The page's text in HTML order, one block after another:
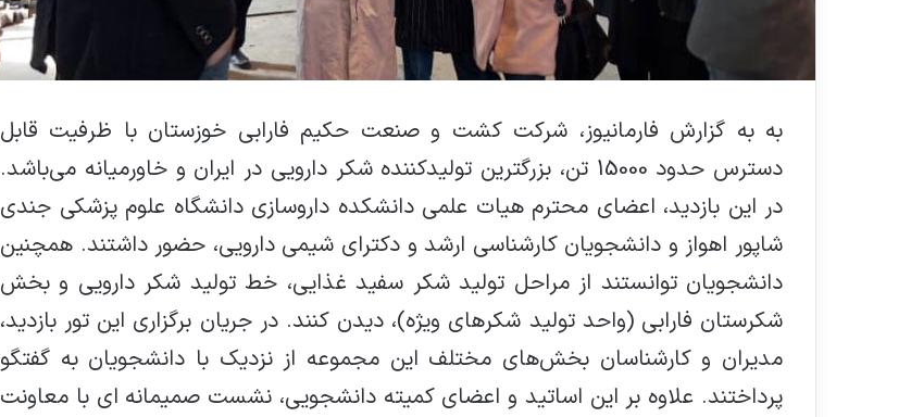
به به گزارش فارمانیوز، شرکت کشت و صنعت حکیم فارابی خوزستان با ظرفیت قابل
دسترس حدود 15000 تن، بزرگترین تولیدکننده شکر دارویی در ایران و خاورمیانه می‌باشد.
در این بازدید، اعضای محترم هیات علمی دانشکده داروسازی دانشگاه علوم پزشکی جندی
شاپور اهواز و دانشجویان کارشناسی ارشد و دکترای شیمی دارویی، حضور داشتند. همچنین
دانشجویان توانستند از مراحل تولید شکر سفید غذایی، خط تولید شکر دارویی و بخش
شکرستان فارابی (واحد تولید شکرهای ویژه)، دیدن کنند. در جریان برگزاری این تور بازدید،
مدیران و کارشناسان بخش‌های مختلف این مجموعه از نزدیک با دانشجویان به گفتگو
پرداختند. علاوه بر این اساتید و اعضای کمیته دانشجویی، نشست صمیمانه ای با معاونت